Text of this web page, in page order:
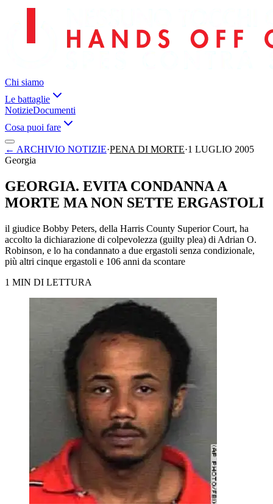
Chi siamo
Le battaglie
NotizieDocumenti
Cosa puoi fare
← ARCHIVIO NOTIZIE·PENA DI MORTE·1 LUGLIO 2005
Georgia
GEORGIA. EVITA CONDANNA A
MORTE MA NON SETTE ERGASTOLI
il giudice Bobby Peters, della Harris County Superior Court, ha
accolto la dichiarazione di colpevolezza (guilty plea) di Adrian O.
Robinson, e lo ha condannato a due ergastoli senza condizionale,
più altri cinque ergastoli e 106 anni da scontare
1 MIN DI LETTURA